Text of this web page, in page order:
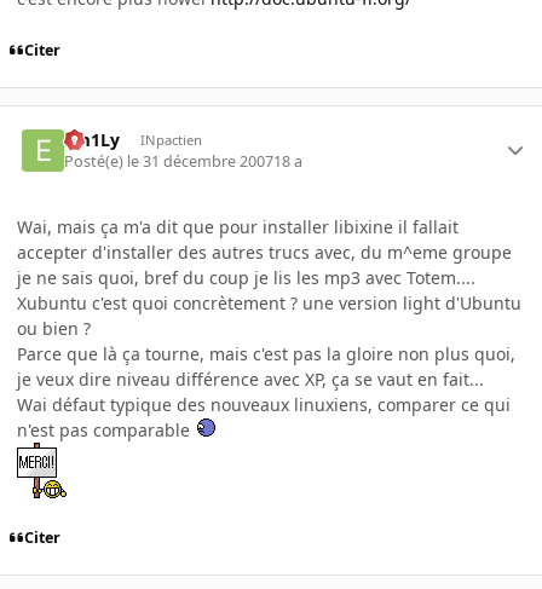
Citer
Em1Ly INpactien
Posté(e) le 31 décembre 200718 a
Wai, mais ça m'a dit que pour installer libixine il fallait
accepter d'installer des autres trucs avec, du m^eme groupe
je ne sais quoi, bref du coup je lis les mp3 avec Totem....
Xubuntu c'est quoi concrètement ? une version light d'Ubuntu
ou bien ?
Parce que là ça tourne, mais c'est pas la gloire non plus quoi,
je veux dire niveau différence avec XP, ça se vaut en fait...
Wai défaut typique des nouveaux linuxiens, comparer ce qui
n'est pas comparable
Citer